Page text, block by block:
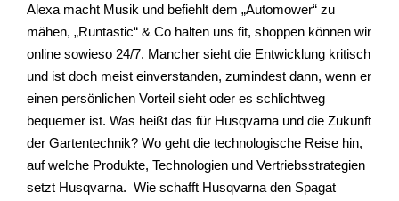
Alexa macht Musik und befiehlt dem „Automower“ zu
mähen, „Runtastic“ & Co halten uns fit, shoppen können wir
online sowieso 24/7. Mancher sieht die Entwicklung kritisch
und ist doch meist einverstanden, zumindest dann, wenn er
einen persönlichen Vorteil sieht oder es schlichtweg
bequemer ist. Was heißt das für Husqvarna und die Zukunft
der Gartentechnik? Wo geht die technologische Reise hin,
auf welche Produkte, Technologien und Vertriebsstrategien
setzt Husqvarna. Wie schafft Husqvarna den Spagat